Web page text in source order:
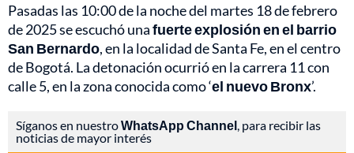
Pasadas las 10:00 de la noche del martes 18 de febrero
de 2025 se escuchó unafuerte explosión en el barrio
San Bernardo, en la localidad de Santa Fe, en el centro
de Bogotá. La detonación ocurrió en la carrera 11 con
calle 5, en la zona conocida como ‘el nuevo Bronx’.
Síganos en nuestroWhatsApp Channel , para recibir las
noticias de mayor interés